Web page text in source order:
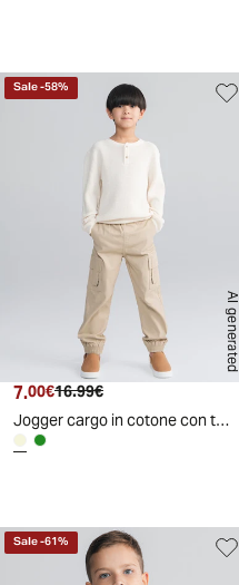
AI generated
Sale-58%
Prezzo attuale
7.00€ Prezzo originale
16.99€
Jogger cargo in cotone con tasconi - Beige
Sale-61%